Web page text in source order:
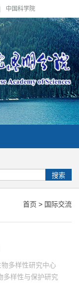
中国科学院
搜索
首页 > 国际交流
多样性研究中心
多样性与保护研究